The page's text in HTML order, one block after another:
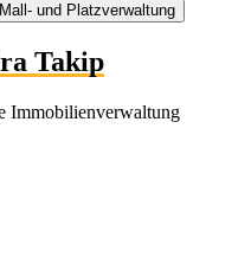
und Platzverwaltung
Takip
Immobilienverwaltung